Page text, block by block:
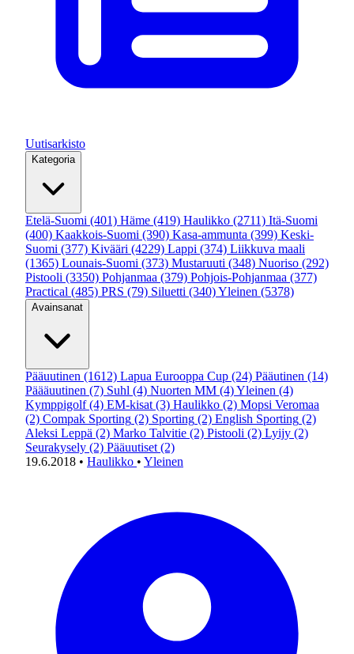
Uutisarkisto
Kategoria
Etelä-Suomi (401) Häme (419) Haulikko (2711) Itä-Suomi
(400) Kaakkois-Suomi (390) Kasa-ammunta (399) Keski-
Suomi (377) Kivääri (4229) Lappi (374) Liikkuva maali
(1365) Lounais-Suomi (373) Mustaruuti (348) Nuoriso (292)
Pistooli (3350) Pohjanmaa (379) Pohjois-Pohjanmaa (377)
Practical (485) PRS (79) Siluetti (340)Yleinen (5378)
Avainsanat
Pääuutinen (1612) Lapua Eurooppa Cup (24) Pääutinen (14)
Päääuutinen (7) Suhl (4) Nuorten MM (4)Yleinen (4)
Kymppigolf (4) EM-kisat (3) Haulikko (2) Mopsi Veromaa
(2) Compak Sporting (2) Sporting (2) English Sporting (2)
Aleksi Leppä (2) Marko Talvitie (2) Pistooli (2) Lyijy (2)
Seurakysely (2) Pääuutiset (2)
19.6.2018 • Haulikko • Yleinen